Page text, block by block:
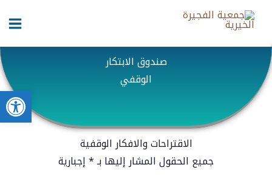
content
تخطي
المحتوى
صندوق الابتكار
الوقفي
الاقتراحات والافكار الوقفية
جميع الحقول المشار إليها بـ * إجبارية